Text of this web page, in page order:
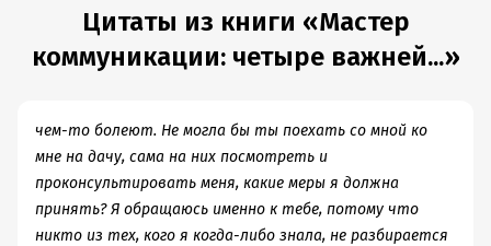
простых смертных, то лучше начните с этого
малоизвестного труда отечественных психологов.
станцован правильно. В каждом из нас есть
легитимные модели для всех контекстов.
Приёмы манипуляции:
2. Двусмысленные слова
3. Сверхобощения - "все", "всякий", "всегда", "везде",
4. Узурпация права на оценку
5. Слова-усилители - "по всей видимости", "очевидно",
Цитаты из книги «Мастер
коммуникации: четыре важней...»
чем-то болеют. Не могла бы ты поехать со мной ко
мне на дачу, сама на них посмотреть и
проконсультировать меня, какие меры я должна
принять? Я обращаюсь именно к тебе, потому что
никто из тех, кого я когда-либо знала, не разбирается